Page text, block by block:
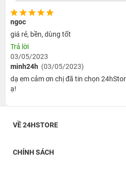
ngoc
giá rẻ, bền, dùng tốt
Trả lời
03/05/2023
minh24h (03/05/2023)
dạ em cảm ơn chị đã tin chọn
ạ!
VỀ 24HSTORE
CHÍNH SÁCH